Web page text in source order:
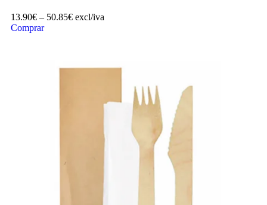
13.90€ – 50.85€ excl/iva
Comprar